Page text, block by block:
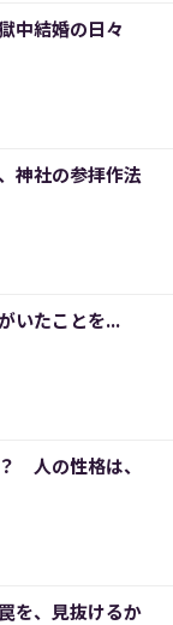
中結婚の日々
神社の参拝作法
いたことを...
人の性格は、
を、見抜けるか